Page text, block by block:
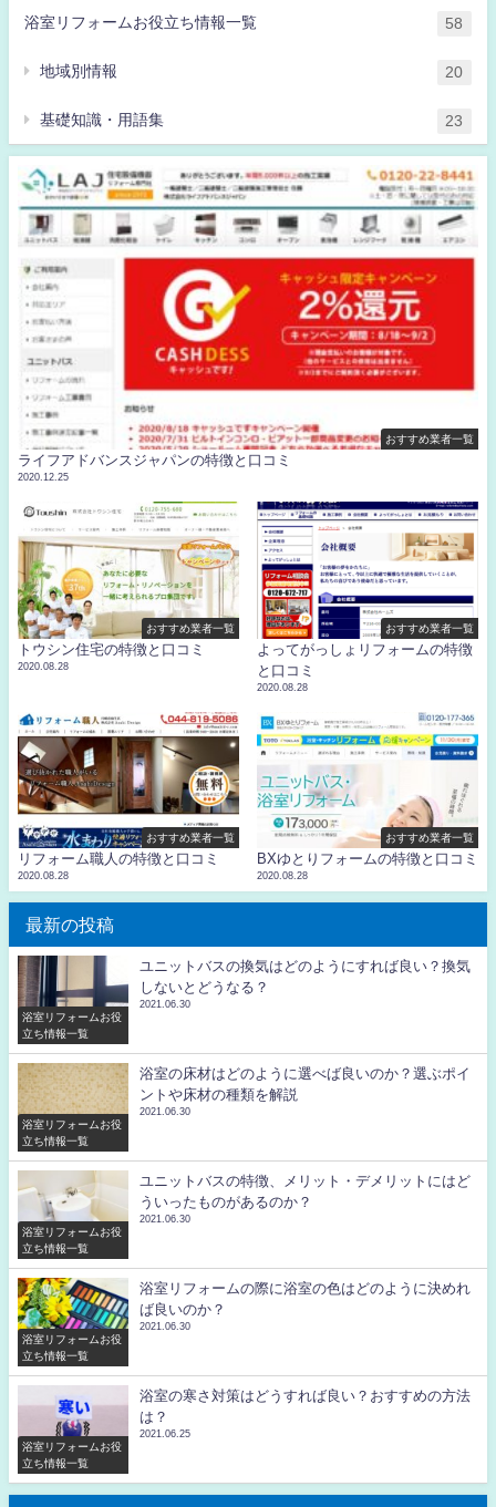
浴室リフォームお役立ち情報一覧 58
地域別情報 20
基礎知識・用語集 23
おすすめ業者一覧
ライフアドバンスジャパンの特徴と口コミ
2020.12.25
おすすめ業者一覧
トウシン住宅の特徴と口コミ
2020.08.28
おすすめ業者一覧
よってがっしょリフォームの特徴
と口コミ
2020.08.28
おすすめ業者一覧
リフォーム職人の特徴と口コミ
2020.08.28
おすすめ業者一覧
BXゆとりフォームの特徴と口コミ
2020.08.28
最新の投稿
浴室リフォームお役
立ち情報一覧
ユニットバスの換気はどのようにすれば良い？換気
しないとどうなる？
2021.06.30
浴室リフォームお役
立ち情報一覧
浴室の床材はどのように選べば良いのか？選ぶポイ
ントや床材の種類を解説
2021.06.30
浴室リフォームお役
立ち情報一覧
ユニットバスの特徴、メリット・デメリットにはど
ういったものがあるのか？
2021.06.30
浴室リフォームお役
立ち情報一覧
浴室リフォームの際に浴室の色はどのように決めれ
ば良いのか？
2021.06.30
浴室リフォームお役
立ち情報一覧
浴室の寒さ対策はどうすれば良い？おすすめの方法
は？
2021.06.25